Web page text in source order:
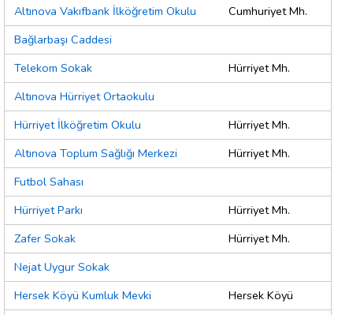
Altınova Vakıfbank İlköğretim Okulu
Cumhuriyet Mh.
Bağlarbaşı Caddesi
Telekom Sokak
Hürriyet Mh.
Altınova Hürriyet Ortaokulu
Hürriyet İlköğretim Okulu
Hürriyet Mh.
Altınova Toplum Sağlığı Merkezi
Hürriyet Mh.
Futbol Sahası
Hürriyet Parkı
Hürriyet Mh.
Zafer Sokak
Hürriyet Mh.
Nejat Uygur Sokak
Hersek Köyü Kumluk Mevki
Hersek Köyü